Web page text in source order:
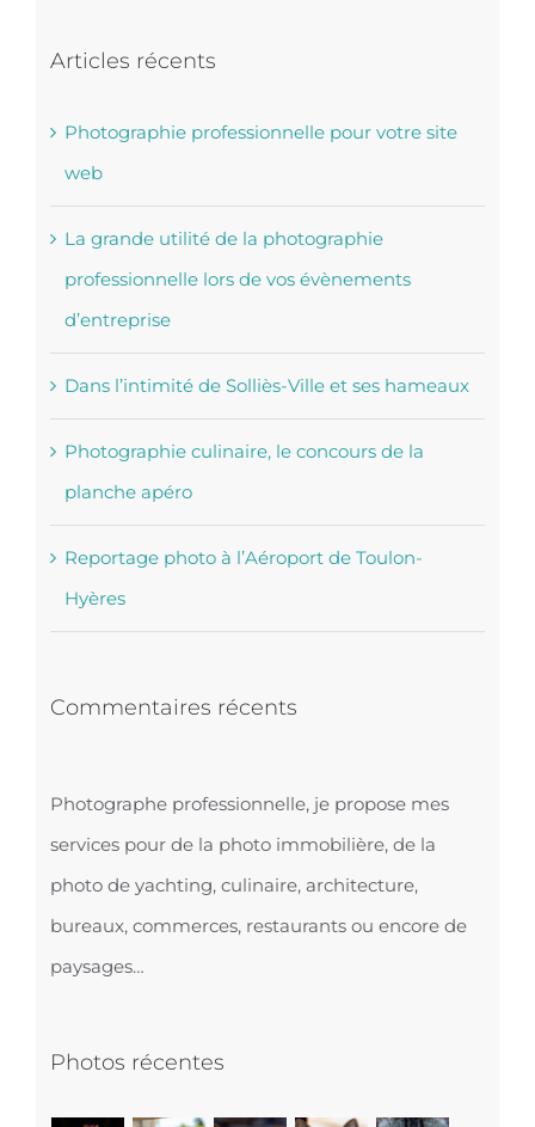
Articles récents
Photographie professionnelle pour votre site
web
La grande utilité de la photographie
professionnelle lors de vos évènements
d’entreprise
Dans l’intimité de Solliès-Ville et ses hameaux
Photographie culinaire, le concours de la
planche apéro
Reportage photo à l’Aéroport de Toulon-
Hyères
Commentaires récents
Photographe professionnelle, je propose mes
services pour de la photo immobilière, de la
photo de yachting, culinaire, architecture,
bureaux, commerces, restaurants ou encore de
paysages…
Photos récentes